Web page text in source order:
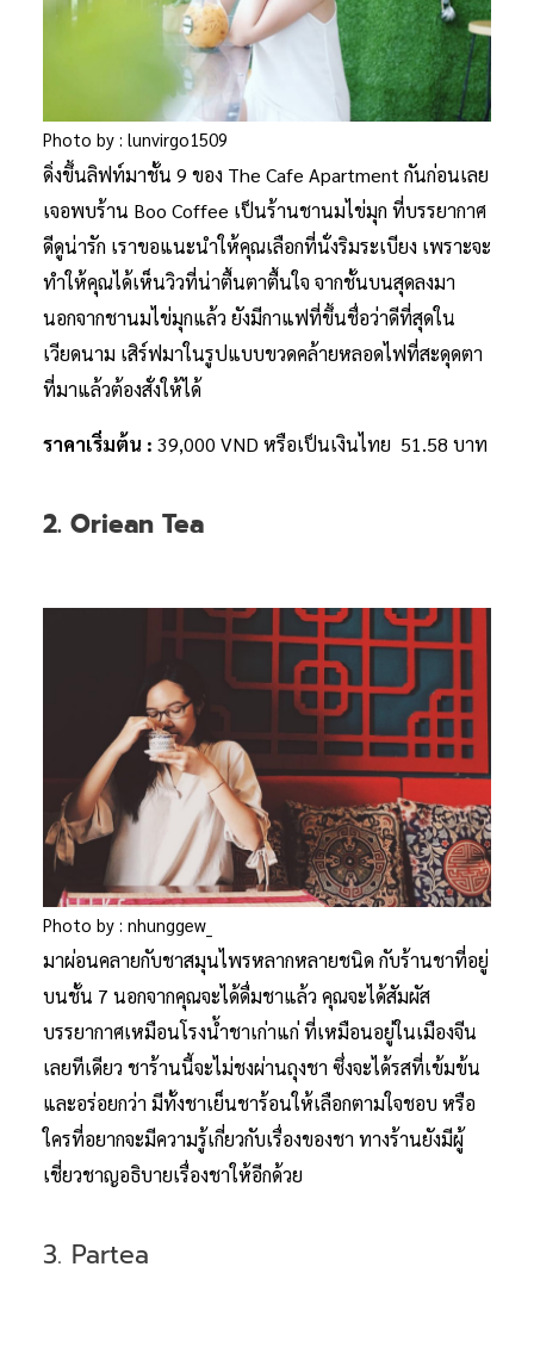
Photo by : lunvirgo1509
ดิ่งขึ้นลิฟท์มาชั้น 9 ของ The Cafe Apartment กันก่อนเลย
เจอพบร้าน Boo Coffee เป็นร้านชานมไข่มุก ที่บรรยากาศ
ดีดูน่ารัก เราขอแนะนำให้คุณเลือกที่นั่งริมระเบียง เพราะจะ
ทำให้คุณได้เห็นวิวที่น่าตื้นตาตื้นใจ จากชั้นบนสุดลงมา
นอกจากชานมไข่มุกแล้ว ยังมีกาแฟที่ขึ้นชื่อว่าดีที่สุดใน
เวียดนาม เสิร์ฟมาในรูปแบบขวดคล้ายหลอดไฟที่สะดุดตา
ที่มาแล้วต้องสั่งให้ได้
ราคาเริ่มต้น : 39,000 VND หรือเป็นเงินไทย 51.58 บาท
2. Oriean Tea ​
Photo by : nhunggew_
มาผ่อนคลายกับชาสมุนไพรหลากหลายชนิด กับร้านชาที่อยู่
บนชั้น 7 นอกจากคุณจะได้ดื่มชาแล้ว คุณจะได้สัมผัส
บรรยากาศเหมือนโรงน้ำชาเก่าแก่ ที่เหมือนอยู่ในเมืองจีน
เลยทีเดียว ชาร้านนี้จะไม่ชงผ่านถุงชา ซึ่งจะได้รสที่เข้มข้น
และอร่อยกว่า มีทั้งชาเย็นชาร้อนให้เลือกตามใจชอบ หรือ
ใครที่อยากจะมีความรู้เกี่ยวกับเรื่องของชา ทางร้านยังมีผู้
เชี่ยวชาญอธิบายเรื่องชาให้อีกด้วย
3. Partea